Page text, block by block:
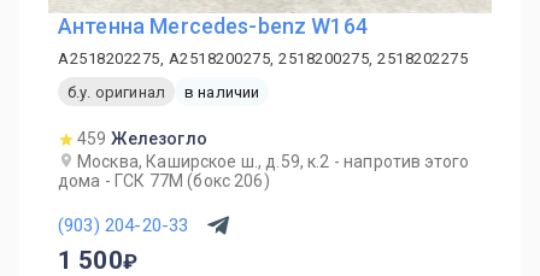
Антенна Mercedes-benz W164
A2518202275, A2518200275, 2518200275, 2518202275
б.у. оригинал
в наличии
459 Железогло
Москва, Каширское ш., д.59, к.2 - напротив этого
дома - ГСК 77М (бокс 206)
(903) 204-20-33
1 500